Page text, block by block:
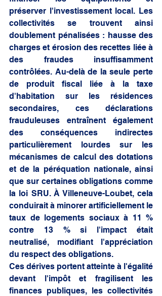
préserver l'investissement local. Les
collectivités se trouvent ainsi
doublement pénalisées : hausse des
charges et érosion des recettes liée à
des fraudes insuffisamment
contrôlées. Au-delà de la seule perte
de produit fiscal liée à la taxe
d'habitation sur les résidences
secondaires, ces déclarations
frauduleuses entraînent également
des conséquences indirectes
particulièrement lourdes sur les
mécanismes de calcul des dotations
et de la péréquation nationale, ainsi
que sur certaines obligations comme
la loi SRU. À Villeneuve-Loubet, cela
conduirait à minorer artificiellement le
taux de logements sociaux à 11 %
contre 13 % si l'impact était
neutralisé, modifiant l'appréciation
du respect des obligations.
Ces dérives portent atteinte à l'égalité
devant l'impôt et fragilisent les
finances publiques, les collectivités